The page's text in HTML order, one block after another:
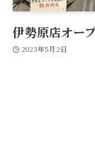
伊勢原店オー
2023年5月2日